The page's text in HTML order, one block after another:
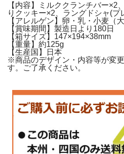
コクリームをサンドしたラングドシャ。コー
詰合せました。
【内容】ミルククランチバー×2
りクッキー×2、ラングドシャ(プ
【アレルゲン】卵・乳・小麦（大
【賞味期間】製造日より180日
【箱サイズ】147×194×38mm
【重量】約125g
【生産国】日本
※商品のデザイン・内容等が変
す。ご了承ください。